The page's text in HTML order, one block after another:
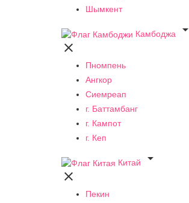
Шымкент
Камбоджа


Пномпень
Ангкор
Сиемреап
г. Баттамбанг
г. Кампот
г. Кеп
Китай


Пекин